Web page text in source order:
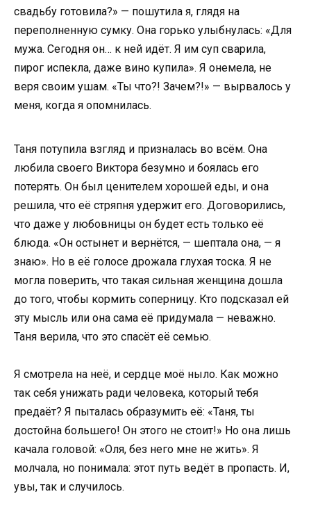
свадьбу готовила?» — пошутила я, глядя на
переполненную сумку. Она горько улыбнулась: «Для
мужа. Сегодня он… к ней идёт. Я им суп сварила,
пирог испекла, даже вино купила». Я онемела, не
веря своим ушам. «Ты что?! Зачем?!» — вырвалось у
меня, когда я опомнилась.
Таня потупила взгляд и призналась во всём. Она
любила своего Виктора безумно и боялась его
потерять. Он был ценителем хорошей еды, и она
решила, что её стряпня удержит его. Договорились,
что даже у любовницы он будет есть только её
блюда. «Он остынет и вернётся, — шептала она, — я
знаю». Но в её голосе дрожала глухая тоска. Я не
могла поверить, что такая сильная женщина дошла
до того, чтобы кормить соперницу. Кто подсказал ей
эту мысль или она сама её придумала — неважно.
Таня верила, что это спасёт её семью.
Я смотрела на неё, и сердце моё ныло. Как можно
так себя унижать ради человека, который тебя
предаёт? Я пыталась образумить её: «Таня, ты
достойна большего! Он этого не стоит!» Но она лишь
качала головой: «Оля, без него мне не жить». Я
молчала, но понимала: этот путь ведёт в пропасть. И,
увы, так и случилось.